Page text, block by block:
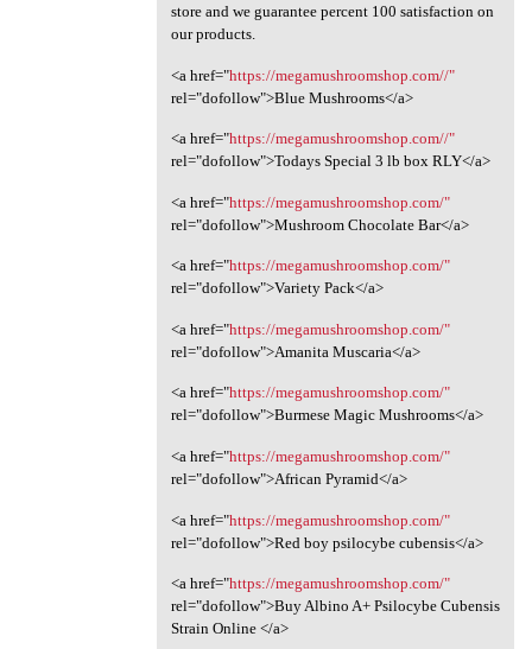
store and we guarantee percent 100 satisfaction on
our products.
<a href="https://megamushroomshop.com//"
rel="dofollow">Blue Mushrooms</a>
<a href="https://megamushroomshop.com//"
rel="dofollow">Todays Special 3 lb box RLY</a>
<a href="https://megamushroomshop.com/"
rel="dofollow">Mushroom Chocolate Bar</a>
<a href="https://megamushroomshop.com/"
rel="dofollow">Variety Pack</a>
<a href="https://megamushroomshop.com/"
rel="dofollow">Amanita Muscaria</a>
<a href="https://megamushroomshop.com/"
rel="dofollow">Burmese Magic Mushrooms</a>
<a href="https://megamushroomshop.com/"
rel="dofollow">African Pyramid</a>
<a href="https://megamushroomshop.com/"
rel="dofollow">Red boy psilocybe cubensis</a>
<a href="https://megamushroomshop.com/"
rel="dofollow">Buy Albino A+ Psilocybe Cubensis
Strain Online </a>